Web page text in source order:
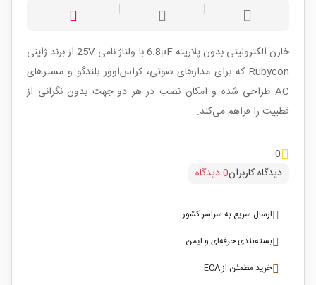
خازن الکترولیتی بدون پلاریته 6.8µF با ولتاژ نامی 25V از برند ژاپنی
Rubycon که برای مدارهای صوتی، کراس‌اوور بلندگو و مسیرهای
AC طراحی شده و امکان نصب در هر دو جهت بدون نگرانی از
قطبیت را فراهم می‌کند.
0
دیدگاه کاربران0 دیدگاه
ارسال سریع به سراسر کشور
بسته‌بندی حرفه‌ای و ایمن
خرید مطمئن از ECA